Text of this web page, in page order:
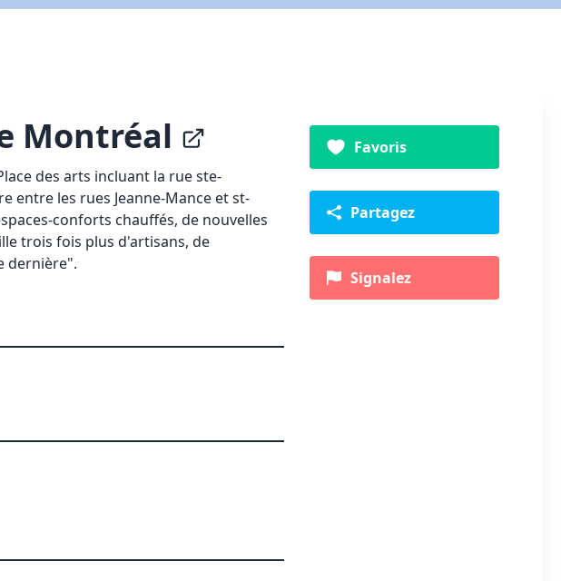
Montréal
des arts incluant la rue ste-
entre les rues Jeanne-Mance et st-
conforts chauffés, de nouvelles
trois fois plus d'artisans, de
dernière".
Favoris
Partagez
Signalez
Fermer Envoyez